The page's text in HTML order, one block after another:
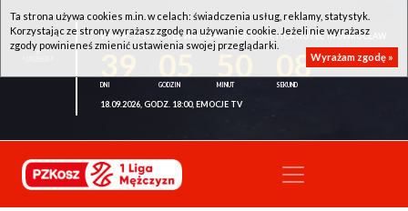
WKK ACTIVE HOTEL WROCŁAW - KSK QEMETICA NOTEĆ INOWROCŁAW
08
18.09.2026, GODZ. 18:00, EMOCJE TV
Ta strona używa cookies m.in. w celach: świadczenia usług, reklamy, statystyk.
Korzystając ze strony wyrażasz zgodę na używanie cookie. Jeżeli nie wyrażasz
zgody powinieneś zmienić ustawienia swojej przeglądarki.
Wyrażam zgodę »